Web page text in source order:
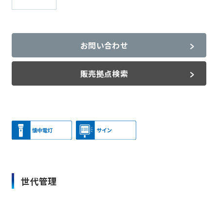
お問い合わせ
販売拠点検索
世代管理